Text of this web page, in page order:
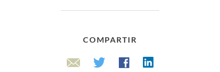
COMPARTIR
Email Twitter FacebookLinkedin